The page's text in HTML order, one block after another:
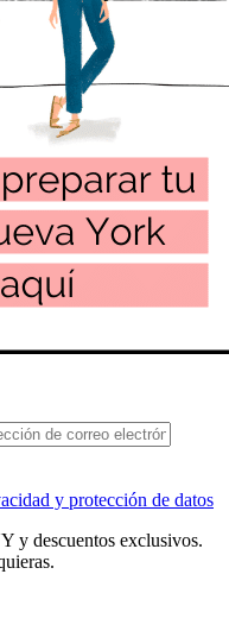
y protección de datos
y descuentos exclusivos.